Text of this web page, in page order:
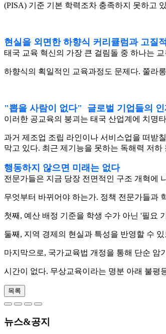
(PISA) 기준 기본 학력조차 충족하지 못하고
현실을 외면한 하향식 커리큘럼과 고질
태국 교육 혁신의 가장 큰 걸림돌 중 하나는
하향식의 획일적인 교육과정도 문제다. 쭐라
"뽑을 사람이 없다" 글로벌 기업들의 인
이러한 공교육의 붕괴는 태국 산업계에 치명
과거 제조업 조립 라인이나 서비스업을 떠받
막고 있다. 최근 제기능을 못하는 독해력 저
행동하지 않으면 미래는 없다
전문가들은 지금 당장 전면적인 구조 개혁에
무엇부터 바뀌어야 하는가. 정책 전문가들과
첫째, 예산 배정 기준을 학생 수가 아닌 '필요
둘째, 지역 경제의 현실과 특성을 반영할 수
마지막으로, 국가교육법 개정을 통해 단순
시간이 없다. 무상교육이라는 명분 아래 불평
목록
뉴스&공지